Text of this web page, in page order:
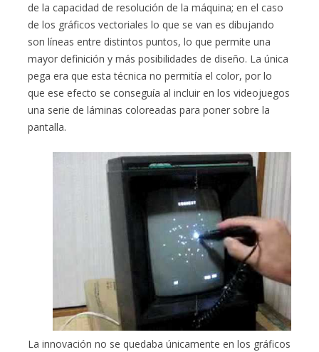
de la capacidad de resolución de la máquina; en el caso
de los gráficos vectoriales lo que se van es dibujando
son líneas entre distintos puntos, lo que permite una
mayor definición y más posibilidades de diseño. La única
pega era que esta técnica no permitía el color, por lo
que ese efecto se conseguía al incluir en los videojuegos
una serie de láminas coloreadas para poner sobre la
pantalla.
La innovación no se quedaba únicamente en los gráficos